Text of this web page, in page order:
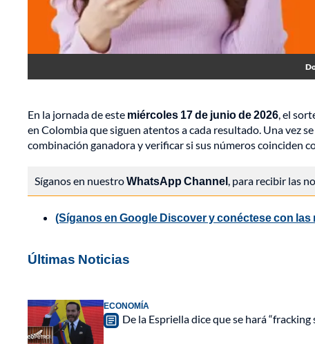
En la jornada de este miércoles 17 de junio de 2026, el
en Colombia que siguen atentos a cada resultado. Una vez
combinación ganadora y verificar si sus números coinciden
Síganos en nuestroWhatsApp Channel, para recibir las
(Síganos en Google Discover y conéctese con
Últimas Noticias
ECONOMÍA
De la Espriella dice que se hará